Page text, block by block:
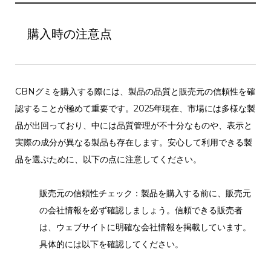
購入時の注意点
CBNグミを購入する際には、製品の品質と販売元の信頼性を確
認することが極めて重要です。2025年現在、市場には多様な製
品が出回っており、中には品質管理が不十分なものや、表示と
実際の成分が異なる製品も存在します。安心して利用できる製
品を選ぶために、以下の点に注意してください。
販売元の信頼性チェック：製品を購入する前に、販売元
の会社情報を必ず確認しましょう。信頼できる販売者
は、ウェブサイトに明確な会社情報を掲載しています。
具体的には以下を確認してください。